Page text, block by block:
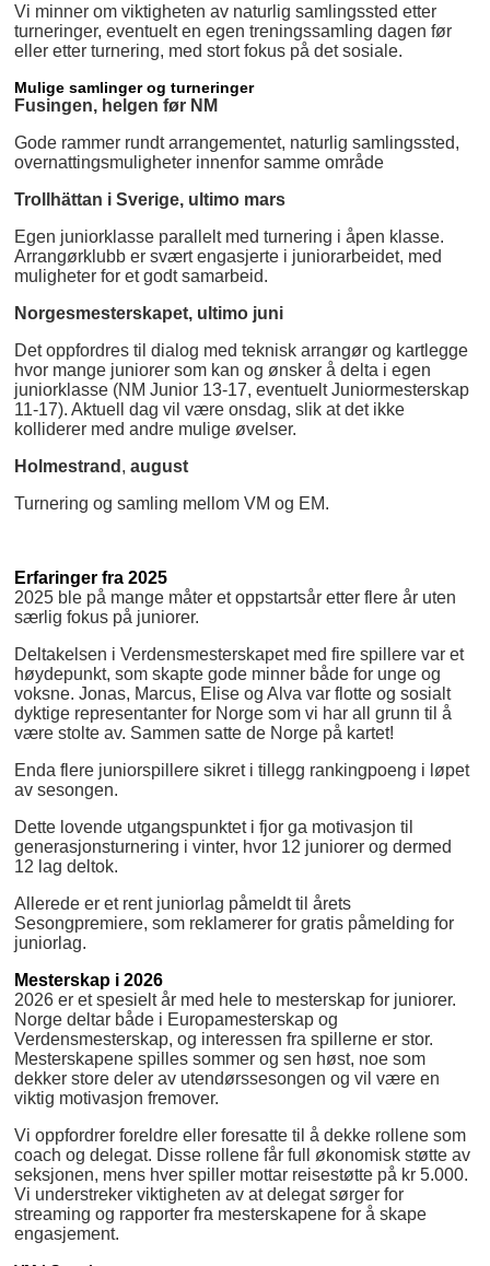
Vi minner om viktigheten av naturlig samlingssted etter
turneringer, eventuelt en egen treningssamling dagen før
eller etter turnering, med stort fokus på det sosiale.
Mulige samlinger og turneringer
Fusingen, helgen før NM
Gode rammer rundt arrangementet, naturlig samlingssted,
overnattingsmuligheter innenfor samme område
Trollhättan i Sverige, ultimo mars
Egen juniorklasse parallelt med turnering i åpen klasse.
Arrangørklubb er svært engasjerte i juniorarbeidet, med
muligheter for et godt samarbeid.
Norgesmesterskapet, ultimo juni
Det oppfordres til dialog med teknisk arrangør og kartlegge
hvor mange juniorer som kan og ønsker å delta i egen
juniorklasse (NM Junior 13-17, eventuelt Juniormesterskap
11-17). Aktuell dag vil være onsdag, slik at det ikke
kolliderer med andre mulige øvelser.
Holmestrand ,august
Turnering og samling mellom VM og EM.
Erfaringer fra 2025
2025 ble på mange måter et oppstartsår etter flere år uten
særlig fokus på juniorer.
Deltakelsen i Verdensmesterskapet med fire spillere var et
høydepunkt, som skapte gode minner både for unge og
voksne. Jonas, Marcus, Elise og Alva var flotte og sosialt
dyktige representanter for Norge som vi har all grunn til å
være stolte av. Sammen satte de Norge på kartet!
Enda flere juniorspillere sikret i tillegg rankingpoeng i løpet
av sesongen.
Dette lovende utgangspunktet i fjor ga motivasjon til
generasjonsturnering i vinter, hvor 12 juniorer og dermed
12 lag deltok.
Allerede er et rent juniorlag påmeldt til årets
Sesongpremiere, som reklamerer for gratis påmelding for
juniorlag.
Mesterskap i 2026
2026 er et spesielt år med hele to mesterskap for juniorer.
Norge deltar både i Europamesterskap og
Verdensmesterskap, og interessen fra spillerne er stor.
Mesterskapene spilles sommer og sen høst, noe som
dekker store deler av utendørssesongen og vil være en
viktig motivasjon fremover.
Vi oppfordrer foreldre eller foresatte til å dekke rollene som
coach og delegat. Disse rollene får full økonomisk støtte av
seksjonen, mens hver spiller mottar reisestøtte på kr 5.000.
Vi understreker viktigheten av at delegat sørger for
streaming og rapporter fra mesterskapene for å skape
engasjement.